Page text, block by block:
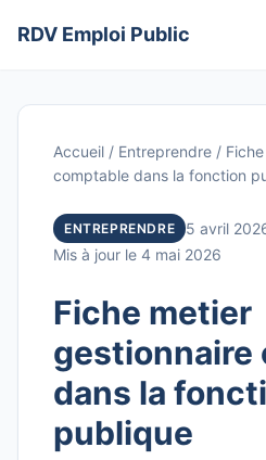
RDV Emploi Public
Accueil / Entreprendre /
comptable dans la fonction
ENTREPRENDRE
5 avril
Mis à jour le 4 mai 2026
Fiche metier
gestionnaire
dans la
publique